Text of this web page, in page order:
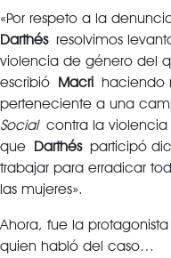
«Por respeto a la
Darthésresolvimos
violencia de género del
escribió Macri haciendo
perteneciente a una
Socialcontra la violencia
que Darthésparticipó
trabajar para erradicar
las mujeres».
Ahora, fue la
quien habló del caso…